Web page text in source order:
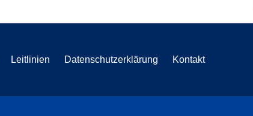
Leitlinien Datenschutzerklärung Kontakt